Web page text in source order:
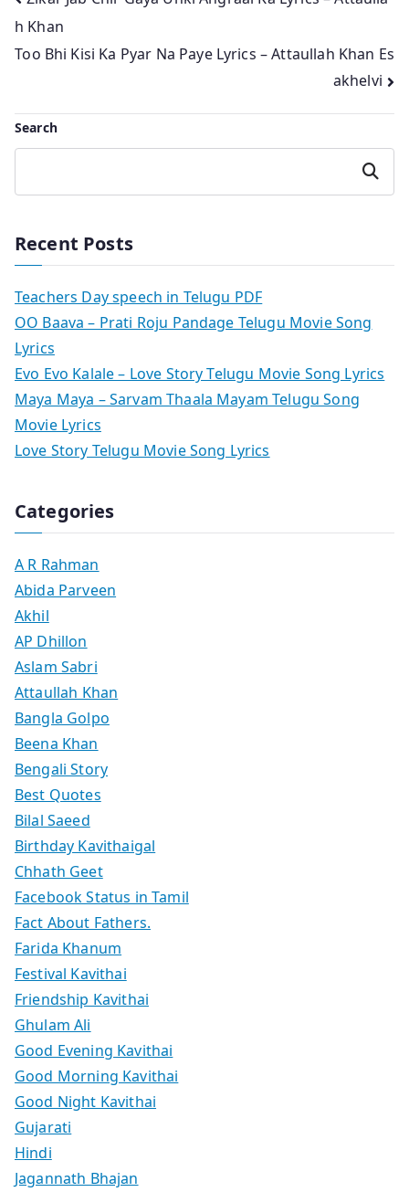
navigation
h Khan
Too Bhi Kisi Ka Pyar Na Paye Lyrics – Attaullah Khan Es
akhelvi
Search
Search
Recent Posts
Teachers Day speech in Telugu PDF
OO Baava – Prati Roju Pandage Telugu Movie Song
Lyrics
Evo Evo Kalale – Love Story Telugu Movie Song Lyrics
Maya Maya – Sarvam Thaala Mayam Telugu Song
Movie Lyrics
Love Story Telugu Movie Song Lyrics
Categories
A R Rahman
Abida Parveen
Akhil
AP Dhillon
Aslam Sabri
Attaullah Khan
Bangla Golpo
Beena Khan
Bengali Story
Best Quotes
Bilal Saeed
Birthday Kavithaigal
Chhath Geet
Facebook Status in Tamil
Fact About Fathers.
Farida Khanum
Festival Kavithai
Friendship Kavithai
Ghulam Ali
Good Evening Kavithai
Good Morning Kavithai
Good Night Kavithai
Gujarati
Hindi
Jagannath Bhajan